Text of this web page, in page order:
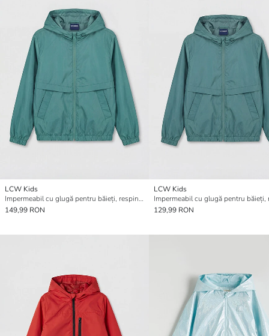
LCW Kids
Impermeabil cu glugă pentru băieți, respingător de apă
149,99 RON
LCW Kids
129,99 RON